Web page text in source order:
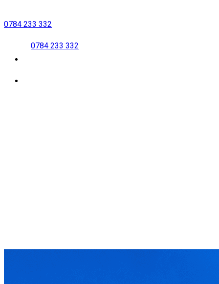
qua
0784 233 332
0784 233 332